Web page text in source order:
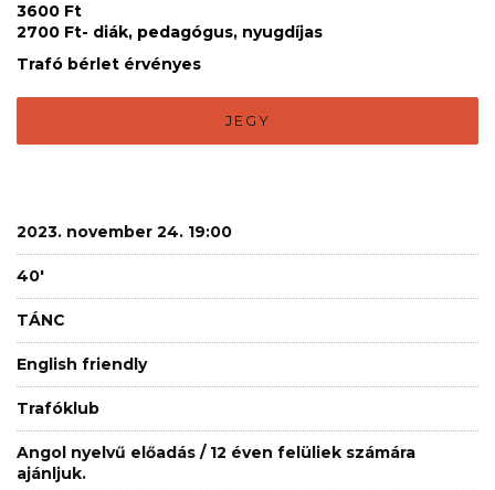
3600 Ft
2700 Ft- diák, pedagógus, nyugdíjas
Trafó bérlet érvényes
JEGY
2023. november 24. 19:00
40'
TÁNC
English friendly
Trafóklub
Angol nyelvű előadás / 12 éven felüliek számára
ajánljuk.